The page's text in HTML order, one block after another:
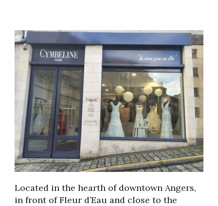
Located in the hearth of downtown Angers,
in front of Fleur d’Eau and close to the